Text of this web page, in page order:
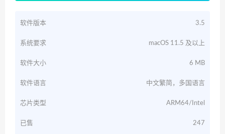
软件版本 3.5
系统要求 macOS 11.5 及以上
软件大小 6 MB
软件语言 中文繁简，多国语言
芯片类型 ARM64/Intel
已售 247